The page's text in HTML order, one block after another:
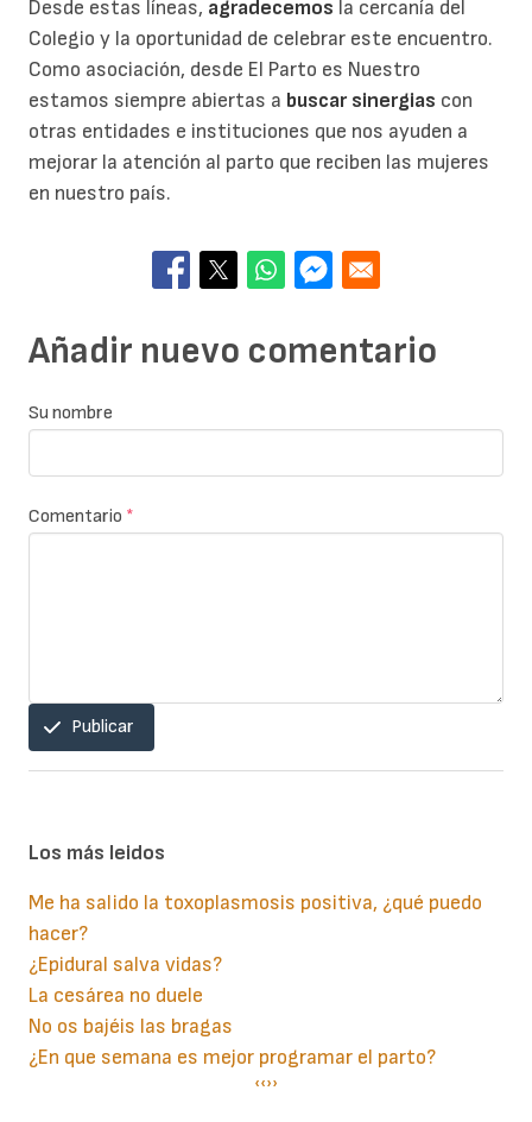
Desde estas líneas, agradecemos la cercanía del
Colegio y la oportunidad de celebrar este encuentro.
Como asociación, desde El Parto es Nuestro
estamos siempre abiertas a buscar sinergias con
otras entidades e instituciones que nos ayuden a
mejorar la atención al parto que reciben las mujeres
en nuestro país.
Añadir nuevo comentario
Su nombre
Comentario *
Publicar
Los más leidos
Me ha salido la toxoplasmosis positiva, ¿qué puedo
hacer?
¿Epidural salva vidas?
La cesárea no duele
No os bajéis las bragas
¿En que semana es mejor programar el parto?
Página
‹‹Siguiente
››